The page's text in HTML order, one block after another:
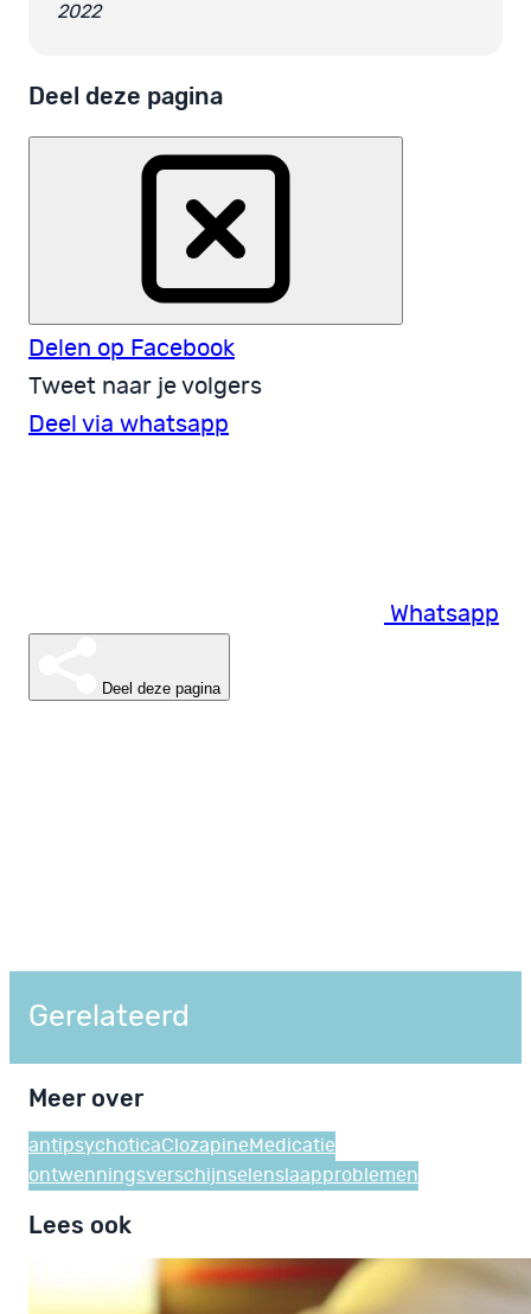
2022
Deel deze pagina
Delen op Facebook
Tweet naar je volgers
Deel via whatsapp
Whatsapp
Deel deze pagina
Gerelateerd
Meer over
antipsychoticaClozapine Medicatie
ontwenningsverschijnselenslaapproblemen
Lees ook